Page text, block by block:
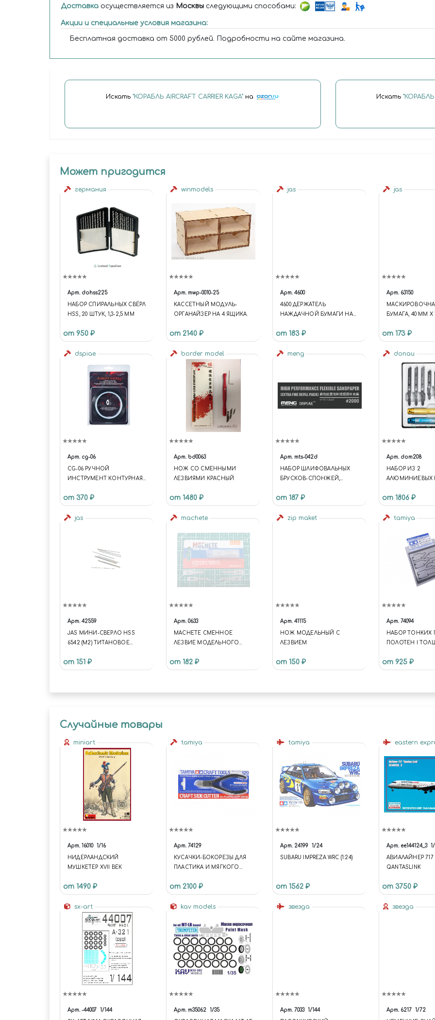
Доставка осуществляется из Москвы следующими способами:
Акции и специальные условия магазина:
Бесплатная доставка от 5000 рублей. Подробности на сайте магазина.
Искать "КОРАБЛЬ AIRCRAFT CARRIER KAGA"на Искать "КОРАБЛЬ
Может пригодится
германия
Арт. dohss225
НАБОР СПИРАЛЬНЫХ СВЁРЛ
HSS, 20 ШТУК, 1,3-2,5 ММ
от 950 ₽
winmodels
Арт. mwp-0010-25
КАСCЕТНЫЙ МОДУЛЬ-
ОРГАНАЙЗЕР НА 4 ЯЩИКА.
от 2140 ₽
jas
Арт. 4600
4600 ДЕРЖАТЕЛЬ
НАЖДАЧНОЙ БУМАГИ НА
от 183 ₽
jas
Арт. 63150
БУМАГА, 40 ММ Х
от 173 ₽
dspiae
Арт. cg-06
CG-06 РУЧНОЙ
ИНСТРУМЕНТ КОНТУРНАЯ
РАСШИВКИ 6 ММ Х 30 М
от 370 ₽
border model
Арт. bd0063
НОЖ СО СМЕННЫМИ
ЛЕЗВИЯМИ КРАСНЫЙ
от 1480 ₽
meng
Арт. mts-042d
НАБОР ШЛИФОВАЛЬНЫХ
БРУСКОВ-СПОНЖЕЙ,
от 187 ₽
donau
Арт. dom208
НАБОР ИЗ 2
АЛЮМИНИЕВЫХ
ТИПА
от 1806 ₽
jas
Арт. 42559
JAS МИНИ-СВЕРЛО HSS
6542 (M2) ТИТАНОВОЕ
от 151 ₽
machete
Арт. 0633
MACHETE СМЕННОЕ
ЛЕЗВИЕ МОДЕЛЬНОГО
от 182 ₽
zip maket
Арт. 41115
НОЖ МОДЕЛЬНЫЙ С
ЛЕЗВИЕМ
от 150 ₽
tamiya
Арт. 74094
НАБОР ТОНКИХ
ПОЛОТЕН I
от 925 ₽
Случайные товары
miniart
Арт. 16010 1/16
НИДЕРЛАНДСКИЙ
МУШКЕТЕР XVII ВЕК
от 1490 ₽
tamiya
Арт. 74129
КУСАЧКИ-БОКОРЕЗЫ ДЛЯ
ПЛАСТИКА И МЯГКОГО
от 2100 ₽
tamiya
Арт. 24199 1/24
SUBARU IMPREZA WRC (1:24)
от 1562 ₽
eastern
Арт. ее144124_3
АВИАЛАЙНЕР 717
QANTASLINK
от 3750 ₽
sx-art
Арт. -44007 1/144
kav models
Арт. m35062 1/35
звезда
Арт. 7033 1/144
звезда
Арт. 6217 1/72